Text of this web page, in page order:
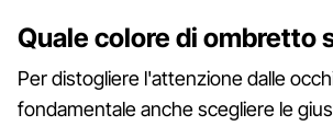
Quale colore di ombretto
Per distogliere l'attenzione dalle
fondamentale anche scegliere le